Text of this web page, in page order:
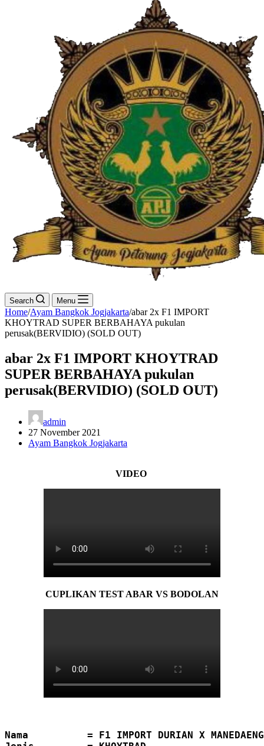
Search Menu
Home/Ayam Bangkok Jogjakarta/abar 2x F1 IMPORT
KHOYTRAD SUPER BERBAHAYA pukulan
perusak(BERVIDIO) (SOLD OUT)
abar 2x F1 IMPORT KHOYTRAD
SUPER BERBAHAYA pukulan
perusak(BERVIDIO) (SOLD OUT)
admin
27 November 2021
Ayam Bangkok Jogjakarta
VIDEO
CUPLIKAN TEST ABAR VS BODOLAN
Nama          = F1 IMPORT DURIAN X MANEDAENG